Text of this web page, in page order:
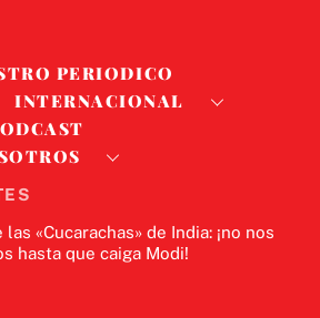
PERIODICO
INTERNACIONAL
las «Cucarachas» de India: ¡no nos
hasta que caiga Modi!